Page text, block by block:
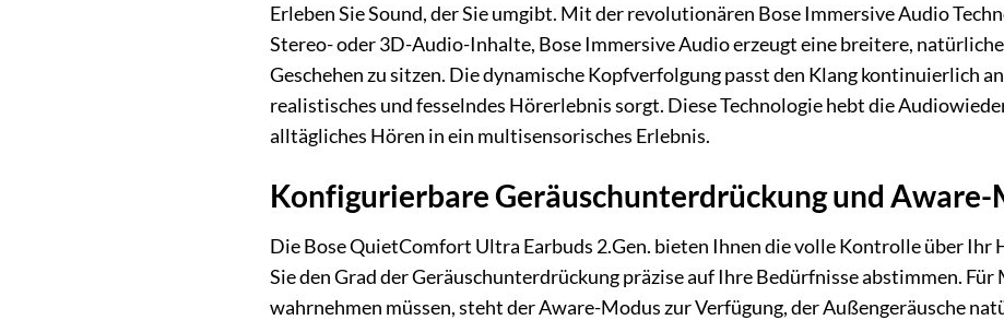
Erleben Sie Sound, der Sie umgibt. Mit der revolutionären Bose Immersive Audio
Stereo- oder 3D-Audio-Inhalte, Bose Immersive Audio erzeugt eine breitere,
Geschehen zu sitzen. Die dynamische Kopfverfolgung passt den Klang kontinuierlich
realistisches und fesselndes Hörerlebnis sorgt. Diese Technologie hebt die
alltägliches Hören in ein multisensorisches Erlebnis.
Konfigurierbare Geräuschunterdrückung und Aware-
Die Bose QuietComfort Ultra Earbuds 2.Gen. bieten Ihnen die volle Kontrolle über
Sie den Grad der Geräuschunterdrückung präzise auf Ihre Bedürfnisse abstimmen.
wahrnehmen müssen, steht der Aware-Modus zur Verfügung, der Außengeräusche